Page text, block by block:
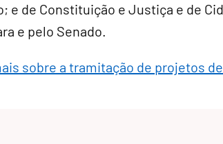
e de Constituição e Justiça e de
e pelo Senado.
sobre a tramitação de projetos